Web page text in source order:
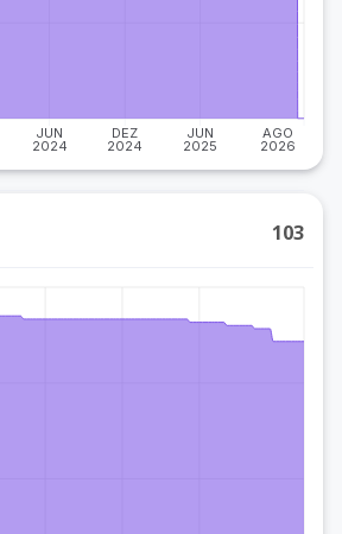
JUN
2024
DEZ
2024
JUN
2025
AGO
2026
103